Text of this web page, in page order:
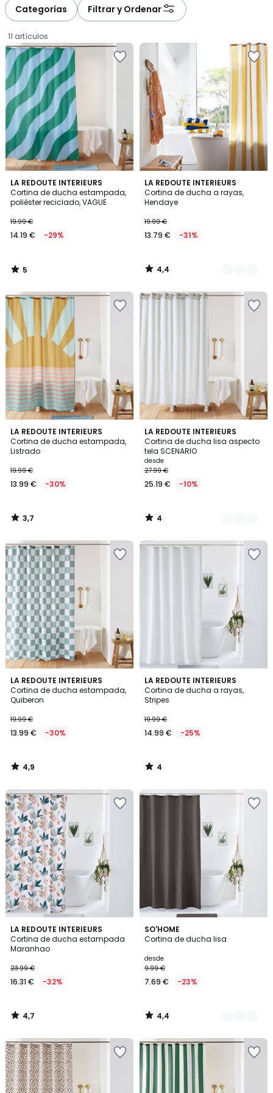
Categorías Filtrar y Ordenar
11 artículos
LA REDOUTE INTERIEURS
Cortina de ducha estampada,
poliéster reciclado, VAGUE
€
en
de
19.99
29%
descuento
aplicado.
19.99 €
14.19 € -29%
5
/
5
5
/
LA REDOUTE INTERIEURS
Cortina de ducha a rayas,
Hendaye
19.99 €
13.79 € -31%
4,4
/ 5
2
Colores
4,4
/
LA REDOUTE INTERIEURS
Cortina de ducha estampada,
Listrado
19.99 €
13.99 € -30%
3,7
/ 5
3,7
/
LA REDOUTE INTERIEURS
Cortina de ducha lisa aspecto
tela SCENARIO
desde
27.99 €
25.19 € -10%
4
/
5
4
Colores
4
/
LA REDOUTE INTERIEURS
Cortina de ducha estampada,
Quiberon
19.99 €
13.99 € -30%
4,9
/ 5
4,9
/
LA REDOUTE INTERIEURS
Cortina de ducha a rayas,
Stripes
19.99 €
14.99 € -25%
4
/
5
4
/
LA REDOUTE INTERIEURS
Cortina de ducha estampada
Maranhao
23.99 €
16.31 € -32%
4,7
/ 5
4,7
/
SO'HOME
Cortina de ducha lisa
desde
9.99 €
7.69 € -23%
4,4
/ 5
2
Colores
4,4
/